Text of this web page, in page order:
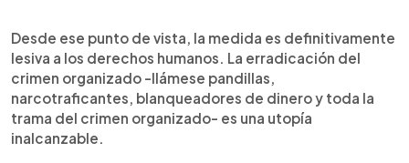
Desde ese punto de vista, la medida es definitivamente
lesiva a los derechos humanos. La erradicación del
crimen organizado -llámese pandillas,
narcotraficantes, blanqueadores de dinero y toda la
trama del crimen organizado- es una utopía
inalcanzable.